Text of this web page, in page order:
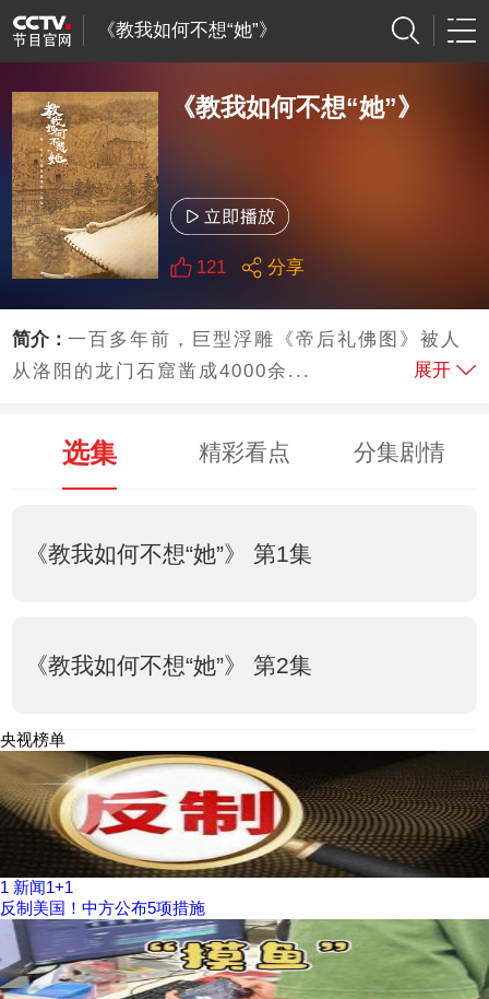
《教我如何不想“她”》
《教我如何不想“她”》
121 分享
简介：一百多年前，巨型浮雕《帝后礼佛图》被人
从洛阳的龙门石窟凿成4000余...
展开
选集 精彩看点 分集剧情
《教我如何不想“她”》 第1集
《教我如何不想“她”》 第2集
央视榜单
1 新闻1+1
反制美国！中方公布5项措施